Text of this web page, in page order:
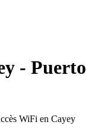
- Puerto
WiFi en Cayey